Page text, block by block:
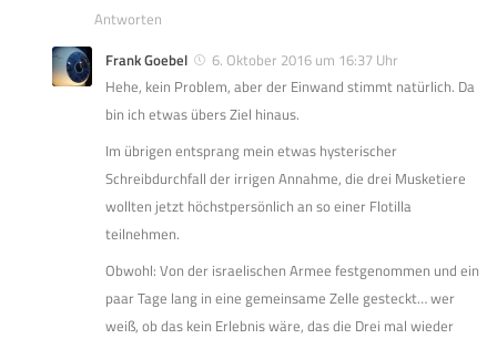
Antworten
Frank Goebel
6. Oktober 2016 um 16:37 Uhr
Hehe, kein Problem, aber der Einwand stimmt natürlich. Da
bin ich etwas übers Ziel hinaus.
Im übrigen entsprang mein etwas hysterischer
Schreibdurchfall der irrigen Annahme, die drei Musketiere
wollten jetzt höchstpersönlich an so einer Flotilla
teilnehmen.
Obwohl: Von der israelischen Armee festgenommen und ein
paar Tage lang in eine gemeinsame Zelle gesteckt… wer
weiß, ob das kein Erlebnis wäre, das die Drei mal wieder